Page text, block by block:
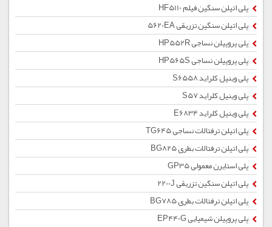
پلی اتیلن سنگین فیلم HF5110
پلی اتیلن سنگین تزریقی 5620EA
پلی پروپیلن نساجی HP552R
پلی پروپیلن نساجی HP565S
پلی وینیل کلراید S6558
پلی وینیل کلراید S57
پلی وینیل کلراید E6834
پلی اتیلن ترفتالات نساجی TG645
پلی اتیلن ترفتالات بطری BG825
پلی استایرن معمولی GP35
پلی اتیلن سنگین تزریقی 2200J
پلی اتیلن ترفتالات بطری BG785
پلی پروپیلن شیمیایی EP440G